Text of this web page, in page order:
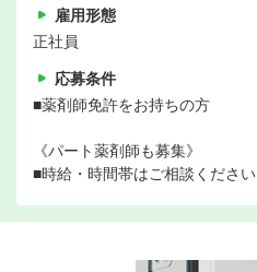
雇用形態
正社員
応募条件
■薬剤師免許をお持ちの方
《パート薬剤師も募集》
■時給・時間帯はご相談ください